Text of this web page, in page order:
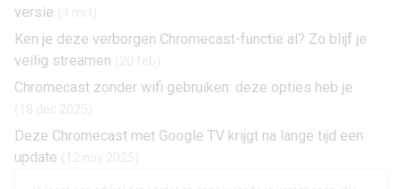
versie
Ken je deze verborgen Chromecast-functie al? Zo blijf je
veilig streamen
Chromecast zonder wifi gebruiken: deze opties heb je
Deze Chromecast met Google TV krijgt na lange tijd een
update